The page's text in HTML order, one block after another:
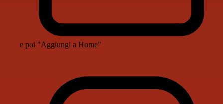
e poi "Aggiungi a Home"